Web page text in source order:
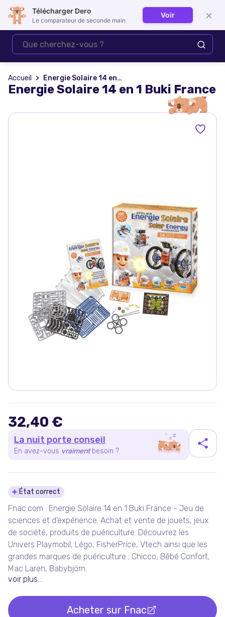
Se connecter
Accueil Energie Solaire 14 en 1 Buki France
Energie Solaire 14 en 1 Buki France
32,40 €
La nuit porte conseil
En avez-vous vraiment besoin ?
Détails du produit
État correct
Fnac.com : Energie Solaire 14 en 1 Buki France - Jeu de
sciences et d'expérience. Achat et vente de jouets, jeux
de société, produits de puériculture. Découvrez les
Univers Playmobil, Légo, FisherPrice, Vtech ainsi que les
grandes marques de puériculture : Chicco, Bébé Confort,
Mac Laren, Babybjörn.
voir plus...
Acheter sur Fnac
Télécharger Dero
Le comparateur de seconde main
Voir ×